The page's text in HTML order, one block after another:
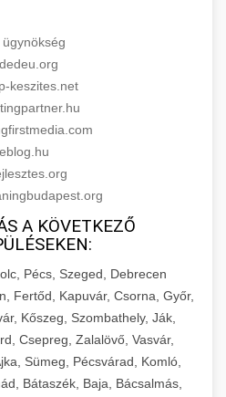
keszites.net
A KÖVETKEZŐ
Pécs, Szeged, Debrecen
Fertőd, Kapuvár, Csorna, Győr,
Kőszeg, Szombathely, Ják,
Csepreg, Zalalövő, Vasvár,
Sümeg, Pécsvárad, Komló,
Bátaszék, Baja, Bácsalmás,